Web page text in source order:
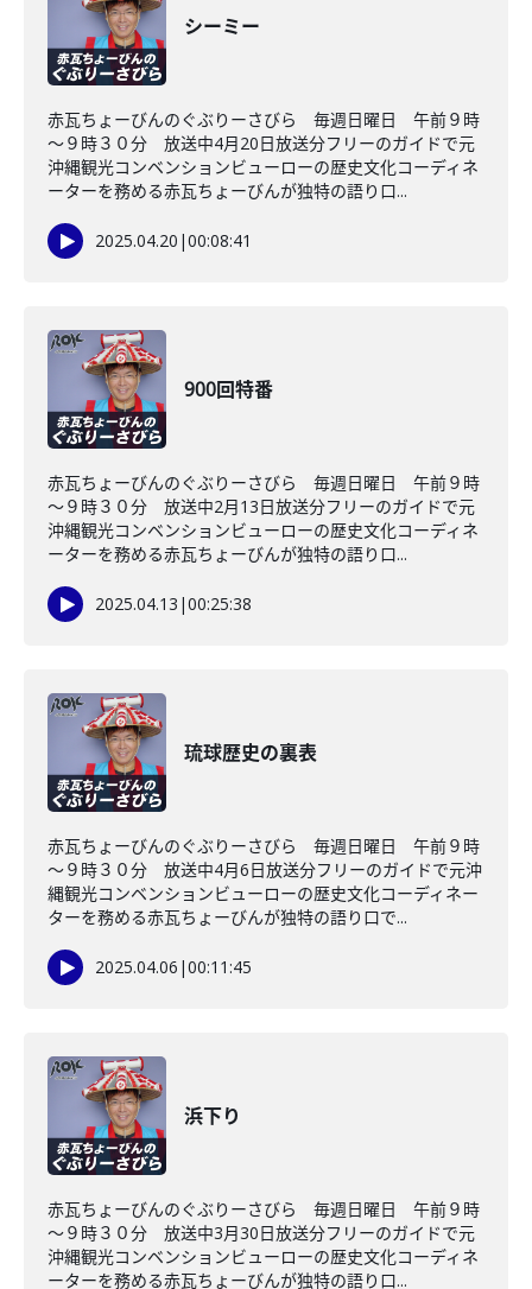
シーミー
赤瓦ちょーびんのぐぶりーさびら 毎週日曜日 午前９時
～９時３０分 放送中4月20日放送分フリーのガイドで元
沖縄観光コンベンションビューローの歴史文化コーディネ
ーターを務める赤瓦ちょーびんが独特の語り口...
2025.04.20 |00:08:41
900回特番
赤瓦ちょーびんのぐぶりーさびら 毎週日曜日 午前９時
～９時３０分 放送中2月13日放送分フリーのガイドで元
沖縄観光コンベンションビューローの歴史文化コーディネ
ーターを務める赤瓦ちょーびんが独特の語り口...
2025.04.13 |00:25:38
琉球歴史の裏表
赤瓦ちょーびんのぐぶりーさびら 毎週日曜日 午前９時
～９時３０分 放送中4月6日放送分フリーのガイドで元沖
縄観光コンベンションビューローの歴史文化コーディネー
ターを務める赤瓦ちょーびんが独特の語り口で...
2025.04.06 |00:11:45
浜下り
赤瓦ちょーびんのぐぶりーさびら 毎週日曜日 午前９時
～９時３０分 放送中3月30日放送分フリーのガイドで元
沖縄観光コンベンションビューローの歴史文化コーディネ
ーターを務める赤瓦ちょーびんが独特の語り口...